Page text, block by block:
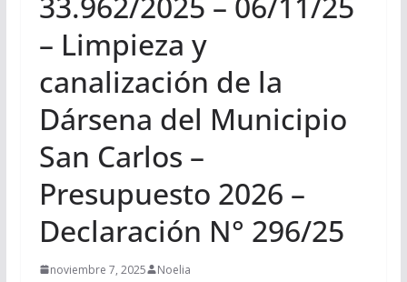
– Limpieza y
canalización de la
Dársena del Municipio
San Carlos –
Presupuesto 2026 –
Declaración N° 296/25
noviembre 7, 2025 Noelia